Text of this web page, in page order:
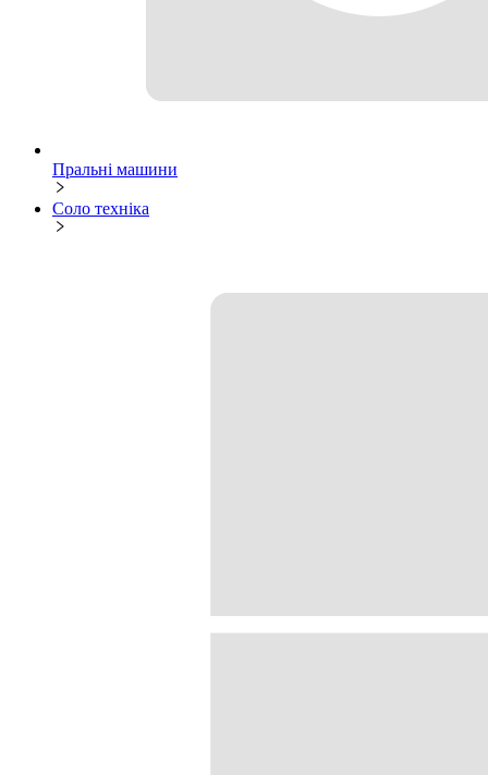
Пральні машини
Соло техніка